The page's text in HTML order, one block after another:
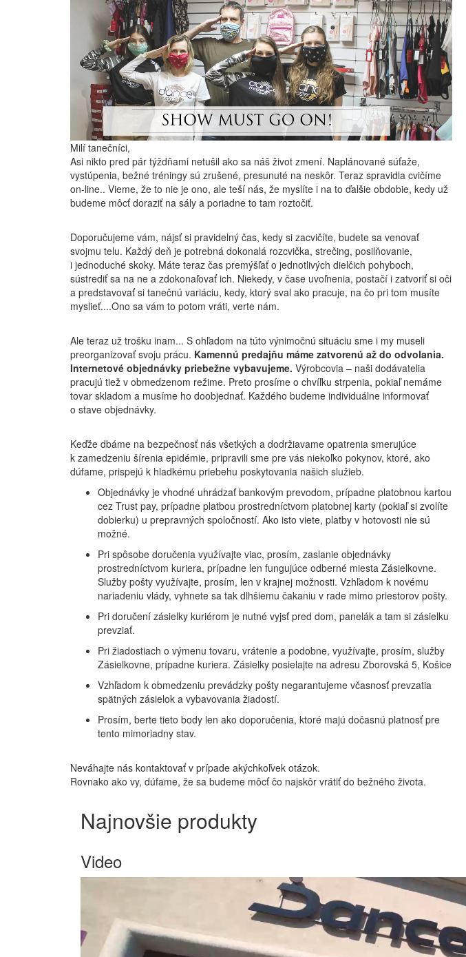
Milí tanečníci,
Asi nikto pred pár týždňami netušil ako sa náš život zmení. Naplánované súťaže,
vystúpenia, bežné tréningy sú zrušené, presunuté na neskôr. Teraz spravidla cvičíme
on-line.. Vieme, že to nie je ono, ale teší nás, že myslíte i na to ďalšie obdobie, kedy už
budeme môcť doraziť na sály a poriadne to tam roztočiť.
Doporučujeme vám, nájsť si pravidelný čas, kedy si zacvičíte, budete sa venovať
svojmu telu. Každý deň je potrebná dokonalá rozcvička, strečing, posilňovanie,
i jednoduché skoky. Máte teraz čas premýšľať o jednotlivých dielčich pohyboch,
sústrediť sa na ne a zdokonaľovať ich. Niekedy, v čase uvoľnenia, postačí i zatvoriť si oči
a predstavovať si tanečnú variáciu, kedy, ktorý sval ako pracuje, na čo pri tom musíte
myslieť....Ono sa vám to potom vráti, verte nám.
Ale teraz už trošku inam... S ohľadom na túto výnimočnú situáciu sme i my museli
preorganizovať svoju prácu. Kamennú predajňu máme zatvorenú až do odvolania.
Internetové objednávky priebežne vybavujeme. Výrobcovia – naši dodávatelia
pracujú tiež v obmedzenom režime. Preto prosíme o chvíľku strpenia, pokiaľ nemáme
tovar skladom a musíme ho doobjednať. Každého budeme individuálne informovať
o stave objednávky.
Keďže dbáme na bezpečnosť nás všetkých a dodržiavame opatrenia smerujúce
k zamedzeniu šírenia epidémie, pripravili sme pre vás niekoľko pokynov, ktoré, ako
dúfame, prispejú k hladkému priebehu poskytovania našich služieb.
Objednávky je vhodné uhrádzať bankovým prevodom, prípadne platobnou kartou
cez Trust pay, prípadne platbou prostredníctvom platobnej karty (pokiaľ si zvolíte
dobierku) u prepravných spoločností. Ako isto viete, platby v hotovosti nie sú
možné.
Pri spôsobe doručenia využívajte viac, prosím, zaslanie objednávky
prostredníctvom kuriera, prípadne len fungujúce odberné miesta Zásielkovne.
Služby pošty využívajte, prosím, len v krajnej možnosti. Vzhľadom k novému
nariadeniu vlády, vyhnete sa tak dlhšiemu čakaniu v rade mimo priestorov pošty.
Pri doručení zásielky kuriérom je nutné vyjsť pred dom, panelák a tam si zásielku
prevziať.
Pri žiadostiach o výmenu tovaru, vrátenie a podobne, využívajte, prosím, služby
Zásielkovne, prípadne kuriera. Zásielky posielajte na adresu Zborovská 5, Košice
Vzhľadom k obmedzeniu prevádzky pošty negarantujeme včasnosť prevzatia
spätných zásielok a vybavovania žiadostí.
Prosím, berte tieto body len ako doporučenia, ktoré majú dočasnú platnosť pre
tento mimoriadny stav.
Neváhajte nás kontaktovať v prípade akýchkoľvek otázok.
Rovnako ako vy, dúfame, že sa budeme môcť čo najskôr vrátiť do bežného života.
Najnovšie produkty
Video